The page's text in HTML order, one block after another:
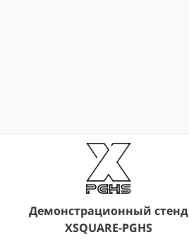
Демонстрационный стенд
XSQUARE-PGHS